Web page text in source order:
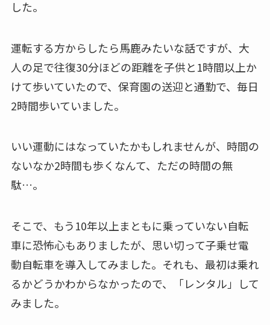
した。
運転する方からしたら馬鹿みたいな話ですが、大
人の足で往復30分ほどの距離を子供と1時間以上か
けて歩いていたので、保育園の送迎と通勤で、毎日
2時間歩いていました。
いい運動にはなっていたかもしれませんが、時間の
ないなか2時間も歩くなんて、ただの時間の無
駄…。
そこで、もう10年以上まともに乗っていない自転
車に恐怖心もありましたが、思い切って子乗せ電
動自転車を導入してみました。それも、最初は乗れ
るかどうかわからなかったので、「レンタル」して
みました。